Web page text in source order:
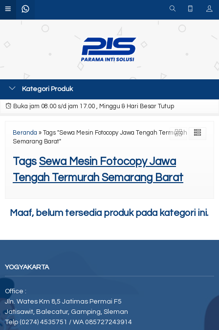
Kategori Produk
Buka jam 08.00 s/d jam 17.00 , Minggu & Hari Besar Tutup
Beranda » Tags "Sewa Mesin Fotocopy Jawa Tengah Termurah
Semarang Barat"
Tags Sewa Mesin Fotocopy Jawa
Tengah Termurah Semarang Barat
Maaf, belum tersedia produk pada kategori ini.
YOGYAKARTA
Office :
Jln. Wates Km 8,5 Jatimas Permai F5
Jatisawit, Balecatur, Gamping, Sleman
Telp (0274) 4535751 / WA 085727243914